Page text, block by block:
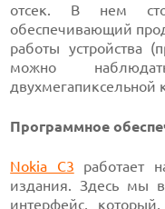
отсек. В нем
обеспечивающий
работы устройства
можно
двухмегапиксельной
Программное
Nokia C3 работает
издания. Здесь мы
интерфейс,